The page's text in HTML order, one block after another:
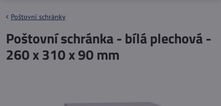
Poštovní schránky
Poštovní schránka - bílá plechová -
260 x 310 x 90 mm